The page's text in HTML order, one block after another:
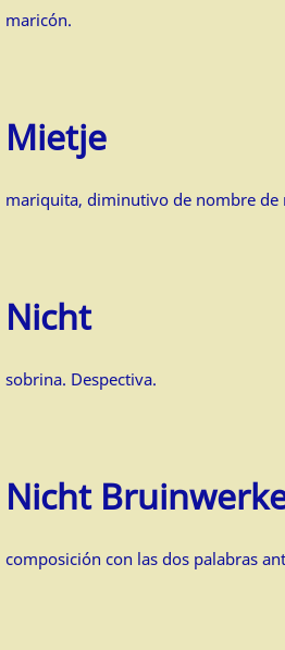
maricón.
Mietje
mariquita, diminutivo de nombre de
Nicht
sobrina. Despectiva.
Nicht
composición con las dos palabras